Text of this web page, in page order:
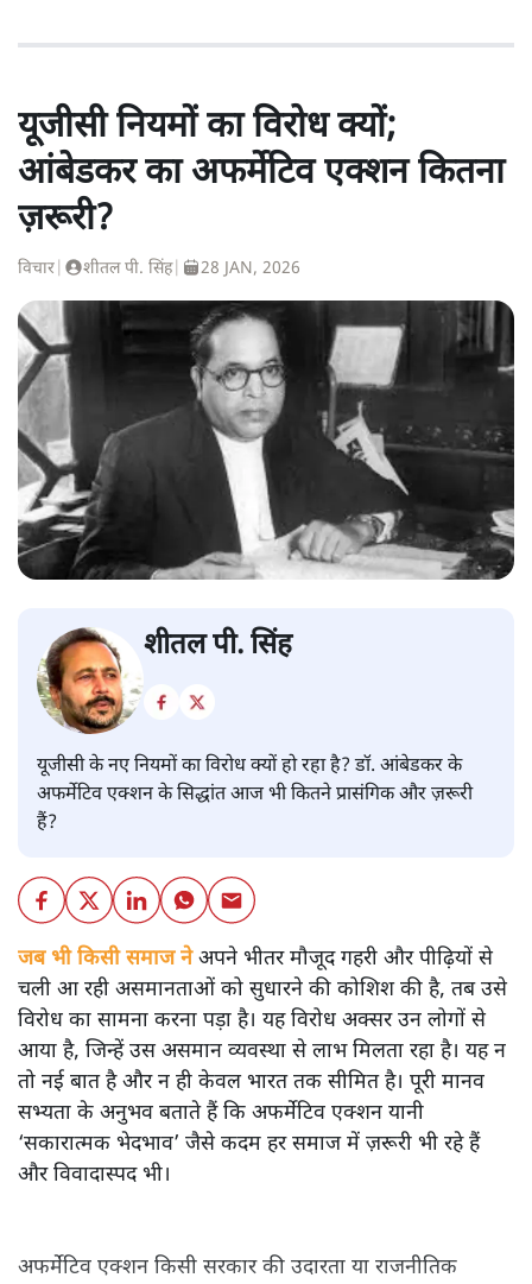
यूजीसी नियमों का विरोध क्यों;
आंबेडकर का अफर्मेटिव एक्शन कितना
ज़रूरी?
विचार शीतल पी. सिंह| 28 JAN, 2026
शीतल पी. सिंह
यूजीसी के नए नियमों का विरोध क्यों हो रहा है? डॉ. आंबेडकर के
अफर्मेटिव एक्शन के सिद्धांत आज भी कितने प्रासंगिक और ज़रूरी
हैं?
जब भी किसी समाज नेअपने भीतर मौजूद गहरी और पीढ़ियों से
चली आ रही असमानताओं को सुधारने की कोशिश की है, तब उसे
विरोध का सामना करना पड़ा है। यह विरोध अक्सर उन लोगों से
आया है, जिन्हें उस असमान व्यवस्था से लाभ मिलता रहा है। यह न
तो नई बात है और न ही केवल भारत तक सीमित है। पूरी मानव
सभ्यता के अनुभव बताते हैं कि अफर्मेटिव एक्शन यानी
‘सकारात्मक भेदभाव’ जैसे कदम हर समाज में ज़रूरी भी रहे हैं
और विवादास्पद भी।
अफर्मेटिव एक्शन किसी सरकार की उदारता या राजनीतिक